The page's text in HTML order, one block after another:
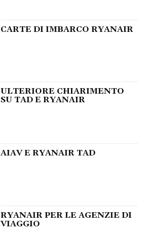
CARTE DI IMBARCO RYANAIR
ULTERIORE CHIARIMENTO
SU TAD E RYANAIR
AIAV E RYANAIR TAD
RYANAIR PER LE AGENZIE DI
VIAGGIO